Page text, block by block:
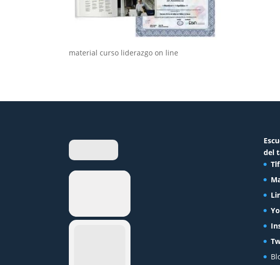
material curso liderazgo on line
del